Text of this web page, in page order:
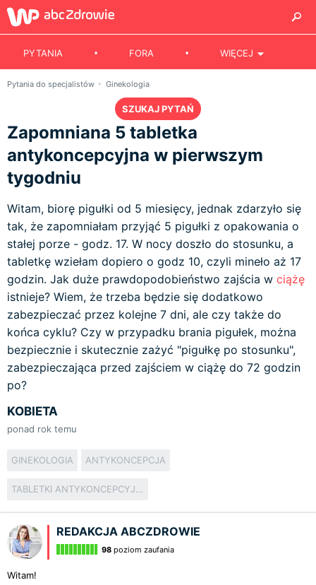
PYTANIA FORA WIĘCEJ
Pytania do specjalistów Ginekologia
SZUKAJ PYTAŃ
Zapomniana 5 tabletka
antykoncepcyjna w pierwszym
tygodniu
Witam, biorę pigułki od 5 miesięcy, jednak zdarzyło się
tak, że zapomniałam przyjąć 5 pigułki z opakowania o
stałej porze - godz. 17. W nocy doszło do stosunku, a
tabletkę wziełam dopiero o godz 10, czyli mineło aż 17
godzin. Jak duże prawdopodobieństwo zajścia w ciążę
istnieje? Wiem, że trzeba będzie się dodatkowo
zabezpieczać przez kolejne 7 dni, ale czy także do
końca cyklu? Czy w przypadku brania pigułek, można
bezpiecznie i skutecznie zażyć "pigułkę po stosunku",
zabezpieczająca przed zajściem w ciążę do 72 godzin
po?
KOBIETA
ponad rok temu
GINEKOLOGIA ANTYKONCEPCJA
TABLETKI ANTYKONCEPCYJNE
REDAKCJA ABCZDROWIE
98 poziom zaufania
Witam!